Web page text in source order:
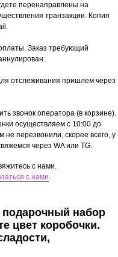
перенаправлены на
транзакции. Копия
Заказ требующий
отслеживания пришлем через
звонок оператора (в корзине).
осуществляем с 10:00 до
перезвонили, скорее всего, у
через WA или TG.
с нами.
с нами
набор
цвет коробочки.